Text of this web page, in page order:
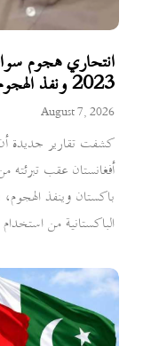
انتحاري هجوم
2023 ونفذ الهجوم
August 7, 2026
كشفت تقارير جديدة
باكستان وينفذ
الباكستانية من